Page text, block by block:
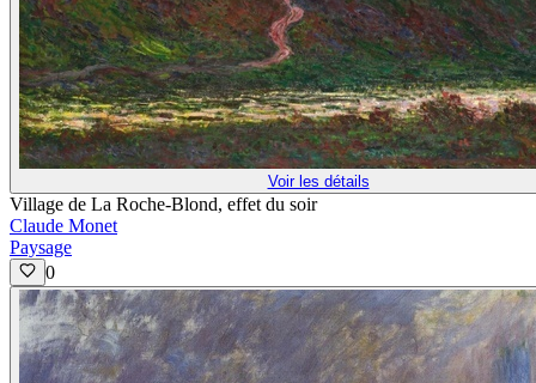
Voir les détails
Village de La Roche-Blond, effet du soir
Claude Monet
Paysage
0